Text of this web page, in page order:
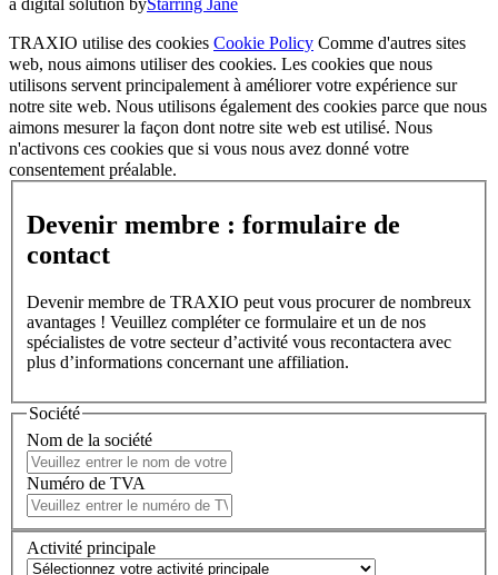
TRAXIO utilise des cookies Cookie Policy Comme d'autres sites
web, nous aimons utiliser des cookies. Les cookies que nous
utilisons servent principalement à améliorer votre expérience sur
notre site web. Nous utilisons également des cookies parce que nous
aimons mesurer la façon dont notre site web est utilisé. Nous
n'activons ces cookies que si vous nous avez donné votre
consentement préalable.
Devenir membre : formulaire de
contact
Devenir membre de TRAXIO peut vous procurer de nombreux
avantages ! Veuillez compléter ce formulaire et un de nos
spécialistes de votre secteur d’activité vous recontactera avec
plus d’informations concernant une affiliation.
Société
Nom de la société
Numéro de TVA
Activité principale